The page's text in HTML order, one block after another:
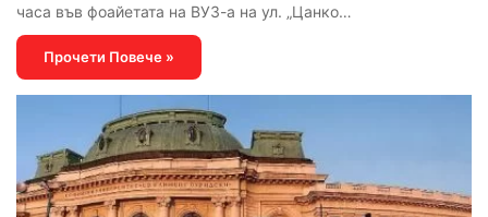
часа във фоайетата на ВУЗ-а на ул. „Цанко…
Прочети Повече »